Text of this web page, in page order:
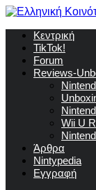
Κεντρική
TikTok!
Forum
Reviews-
Wii U
Άρθρα
Nintypedia
Εγγραφή